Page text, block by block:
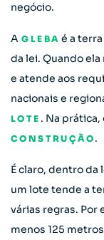
negócio.
A GLEBA é a
da lei. Quando ela
e atende aos
nacionais e
LOTE . Na
CONSTRUÇÃO .
É claro, dentro da
um lote tende a
várias regras.
menos 125